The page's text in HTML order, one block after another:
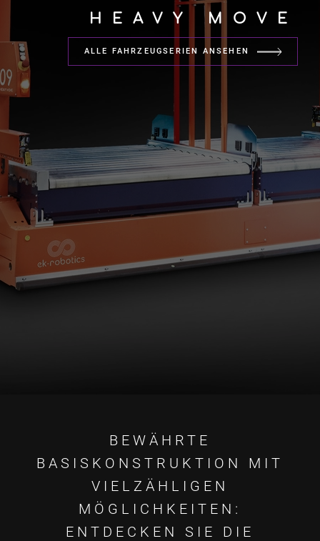
HEAVY MOVE
ALLE FAHRZEUGSERIEN ANSEHEN
BEWÄHRTE
BASISKONSTRUKTION MIT
VIELZÄHLIGEN
MÖGLICHKEITEN:
ENTDECKEN SIE DIE